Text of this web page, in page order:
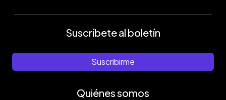
Suscríbete al boletín
Suscribirme
Quiénes somos